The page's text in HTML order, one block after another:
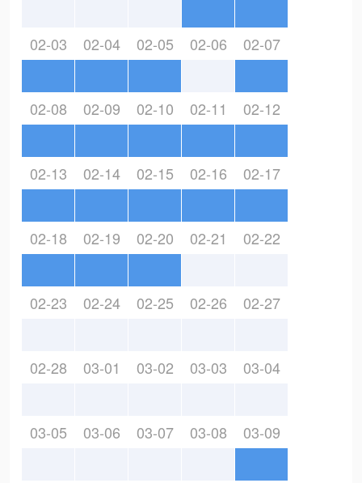
02-03 02-04 02-05 02-06 02-07
02-08 02-09 02-10 02-11 02-12
02-13 02-14 02-15 02-16 02-17
02-18 02-19 02-20 02-21 02-22
02-23 02-24 02-25 02-26 02-27
02-28 03-01 03-02 03-03 03-04
03-05 03-06 03-07 03-08 03-09